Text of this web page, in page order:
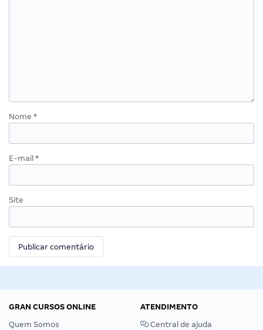
Nome *
E-mail *
Site
GRAN CURSOS ONLINE
Quem Somos
ATENDIMENTO
Central de ajuda